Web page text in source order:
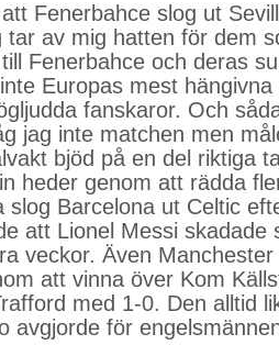
Fenerbahce slog ut
tar av mig hatten för dem
Fenerbahce och deras
Europas mest
fanskaror. Och
jag inte matchen men
bjöd på en del riktiga
heder genom att rädda
slog Barcelona ut Celtic
att Lionel Messi skadade
veckor. Även
att vinna över Kom
med 1-0. Den alltid
avgjorde för